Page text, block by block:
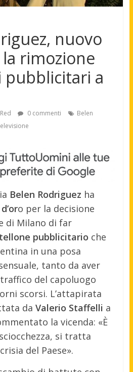
nuovo
rimozione
pubblicitari a
Red 0 commenti
Belen
Belen Rodriguez ha
o per la decisione
di Milano di far
pubblicitario che
in una posa
tanto da aver
del capoluogo
scorsi. L’attapirata
da Valerio Staffelli a
la vicenda: «È
si tratta
del Paese».